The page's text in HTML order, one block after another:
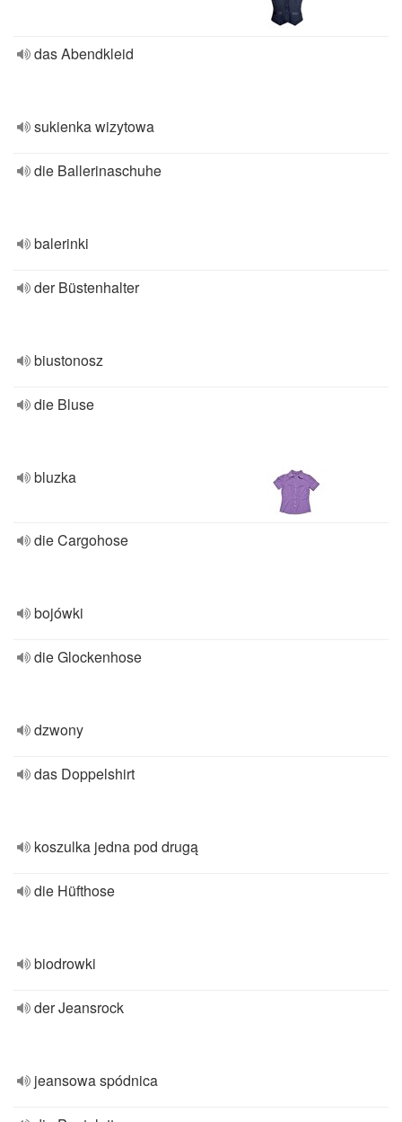
das Abendkleid
sukienka wizytowa
die Ballerinaschuhe
balerinki
der Büstenhalter
biustonosz
die Bluse
bluzka
die Cargohose
bojówki
die Glockenhose
dzwony
das Doppelshirt
koszulka jedna pod drugą
die Hüfthose
biodrowki
der Jeansrock
jeansowa spódnica